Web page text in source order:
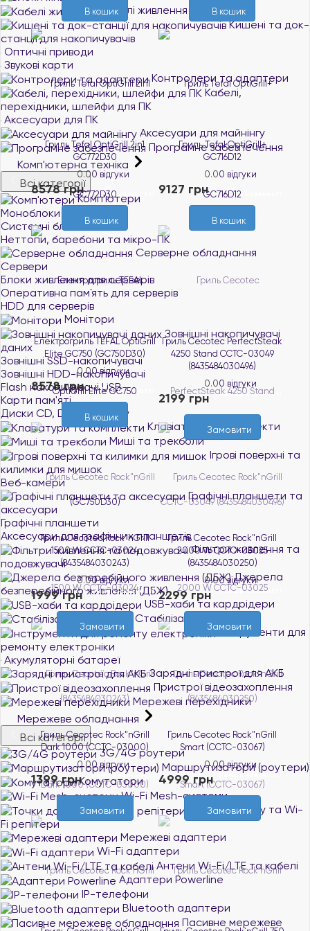
Кабелі живлення
Кишені та док-
станції для накопичувачів
Оптичні приводи
Звукові карти
Контролери та адаптери
Кабелі,
перехідники, шлейфи для ПК
Аксесуари для ПК
Аксесуари для майнінгу
Програмне забезпечення
Комп'ютерна техніка
Всі категорії
Комп'ютери
Моноблоки
Системні блоки
Неттопи, баребони та мікро-ПК
Серверне обладнання
Сервери
Блоки живлення для серверів
Оперативна пам`ять для серверів
HDD для серверів
Монітори
Зовнішні накопичувачі
даних
Зовнішні SSD-накопичувачі
Зовнішні HDD-накопичувачі
Flash накопичувачі USB
Карти пам'яті
Диски CD, DVD, Blue-ray
Клавіатури та комплекти
Миші та трекболи
Ігрові поверхні та
килимки для мишок
Веб-камери
Графічні планшети та
аксесуари
Графічні планшети
Аксесуари для графічних планшетів
Фільтри живлення та
подовжувачі
Джерела
безперебійного живлення (ДБЖ)
USB-хаби та кардрідери
Стабілізатори напруги
Інструменти для
ремонту електроніки
Акумуляторні батареї
Зарядні пристрої для АКБ
Пристрої відеозахоплення
Мережеві перехідники
Мережеве обладнання
Всі категорії
3G/4G роутери
Маршрутизатори (роутери)
Комутатори
Wi-Fi Mesh-системи
Точки доступу та Wi-
Fi репітери
Мережеві адаптери
Wi-Fi адаптери
Антени Wi-Fi/LTE та кабелі
Адаптери Powerline
IP-телефони
Bluetooth адаптери
Пасивне мережеве
В кошик В кошик
Гриль Tefal OptiGrill 2in1
GC772D30
0.00 відгуки
В наявності
8578 грн
В кошик
Гриль Tefal OptiGrill+
GC716D12
0.00 відгуки
В наявності
9127 грн
В кошик
Електрогриль TEFAL OptiGrill
Elite GC750 (GC750D30)
0.00 відгуки
В наявності
8578 грн
В кошик
Гриль Cecotec PerfectSteak
4250 Stand CCTC-03049
(8435484030496)
0.00 відгуки
Нема в наявності
2199 грн
Замовити
Гриль Cecotec Rock"nGrill
1500 W CCTC-03024
(8435484030243)
0.00 відгуки
Нема в наявності
1999 грн
Замовити
Гриль Cecotec Rock"nGrill
2000 W CCTC-03025
(8435484030250)
0.00 відгуки
Нема в наявності
2299 грн
Замовити
Гриль Cecotec Rock"nGrill
Dark 1000 (CCTC-03000)
0.00 відгуки
Нема в наявності
1399 грн
Замовити
Гриль Cecotec Rock"nGrill
Smart (CCTC-03067)
0.00 відгуки
Нема в наявності
4999 грн
Замовити